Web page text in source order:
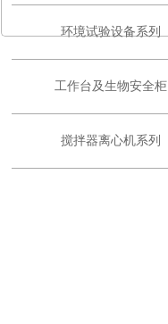
环境试验设备系列
工作台及生物安全柜
搅拌器离心机系列